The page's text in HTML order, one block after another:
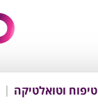
טיפוח וטואלטיקה